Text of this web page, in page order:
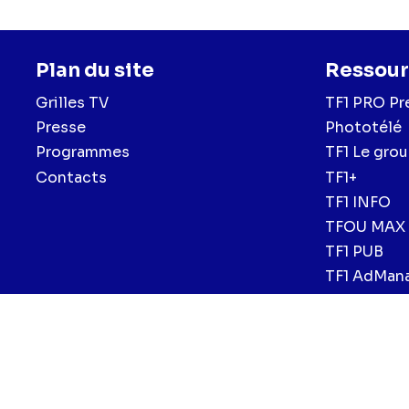
Plan du site
Grilles TV
Presse
Programmes
Contacts
TF1 PRO
Phototélé
TF1 Le
TF1+
TF1 INFO
TFOU MAX
TF1 PUB
TF1